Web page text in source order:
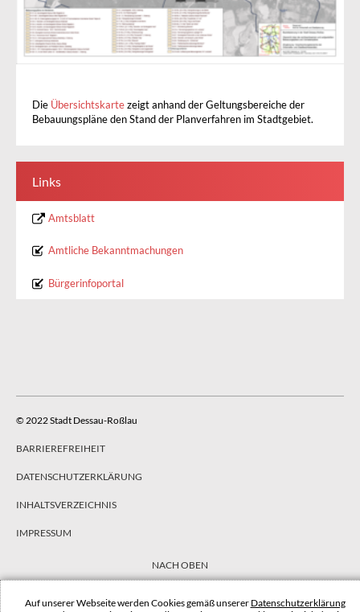
Auf unserer Webseite werden Cookies gemäß unserer Datenschutzerklärung
Die Übersichtskarte zeigt anhand der Geltungsbereiche der
Bebauungspläne den Stand der Planverfahren im Stadtgebiet.
Links
Amtsblatt
Amtliche Bekanntmachungen
Bürgerinfoportal
© 2022 Stadt Dessau-Roßlau
BARRIEREFREIHEIT
DATENSCHUTZERKLÄRUNG
INHALTSVERZEICHNIS
IMPRESSUM
NACH OBEN